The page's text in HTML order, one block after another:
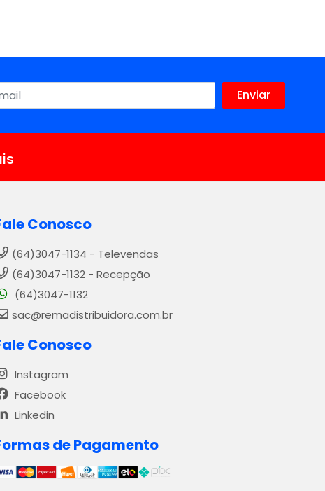
Conosco
(64)3047-1134 - Televendas
(64)3047-1132 - Recepção
(64)3047-1132
sac@remadistribuidora.com.br
Conosco
Instagram
Facebook
Linkedin
de Pagamento